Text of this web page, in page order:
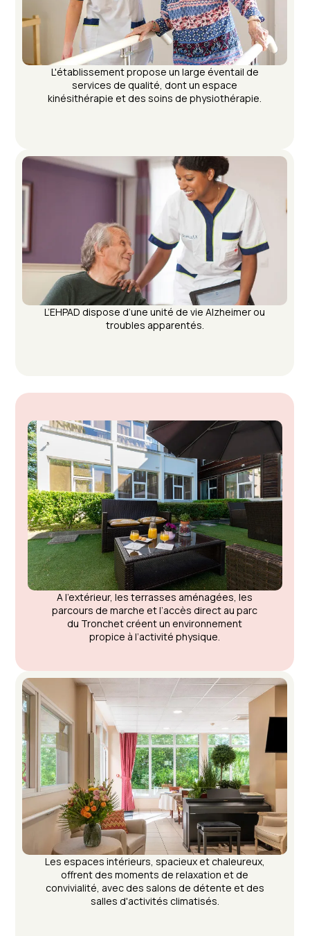
L'établissement propose un large éventail de
services de qualité, dont un espace
kinésithérapie et des soins de physiothérapie.
L’EHPAD dispose d’une unité de vie Alzheimer ou
troubles apparentés.
A l’extérieur, les terrasses aménagées, les
parcours de marche et l’accès direct au parc
du Tronchet créent un environnement
propice à l’activité physique.
Les espaces intérieurs, spacieux et chaleureux,
offrent des moments de relaxation et de
convivialité, avec des salons de détente et des
salles d'activités climatisés.